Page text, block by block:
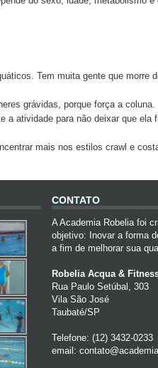
Tem muita gente que morre
grávidas, porque força a
a atividade para não deixar que ela
mais nos estilos crawl e
CONTATO
A Academia Robelia foi
objetivo: Inovar a forma
a fim de melhorar sua
Robelia Acqua &
Rua Paulo Setúbal, 303
Vila São José
Taubaté/SP
Telefone: (12) 3432-0233
email: